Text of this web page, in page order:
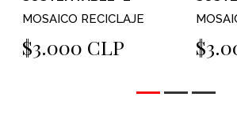
MOSAICO RECICLAJE
$3.000 CLP